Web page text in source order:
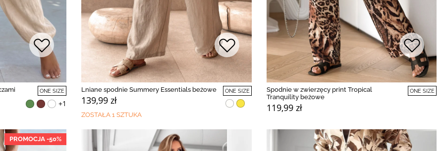
ONE SIZE
+1
Lniane spodnie Summery Essentials beżowe
139,99 zł
ONE SIZE
ZOSTAŁA 1 SZTUKA
Spodnie w zwierzęcy print Tropical
Tranquility beżowe
119,99 zł
ONE SIZE
PROMOCJA -50%